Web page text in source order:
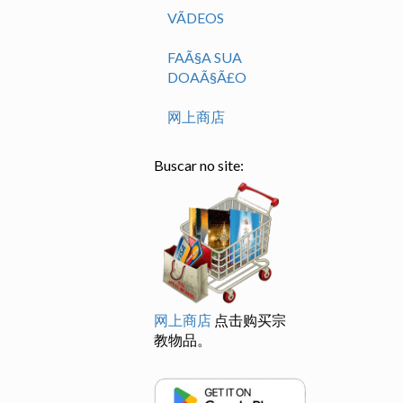
VÃ­DEOS
FAÃ§A SUA
DOAÃ§Ã£O
网上商店
Buscar no site:
网上商店 点击购买宗
教物品。